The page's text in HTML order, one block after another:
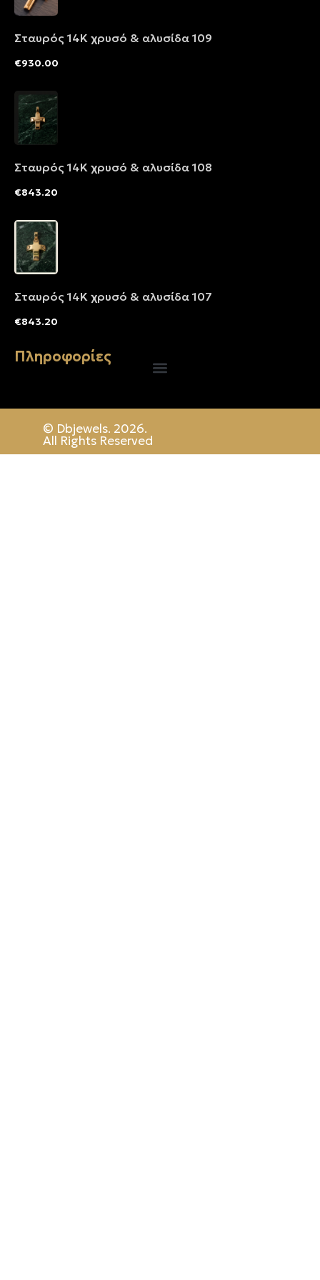
Σταυρός 14Κ χρυσό & αλυσίδα 109
€930.00
Σταυρός 14Κ χρυσό & αλυσίδα 108
€843.20
Σταυρός 14Κ χρυσό & αλυσίδα 107
€843.20
Πληροφορίες
© Dbjewels. 2026.
All Rights Reserved